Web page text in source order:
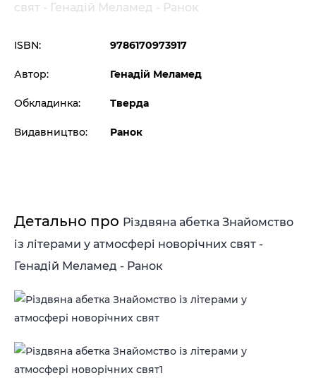
свят - Генадій Меламед - Ранок
ISBN: 9786170973917
Автор: Генадій Меламед
Обкладинка: Тверда
Видавництво: Ранок
Детально про Різдвяна абетка Знайомство
із літерами у атмосфері новорічних свят -
Генадій Меламед - Ранок